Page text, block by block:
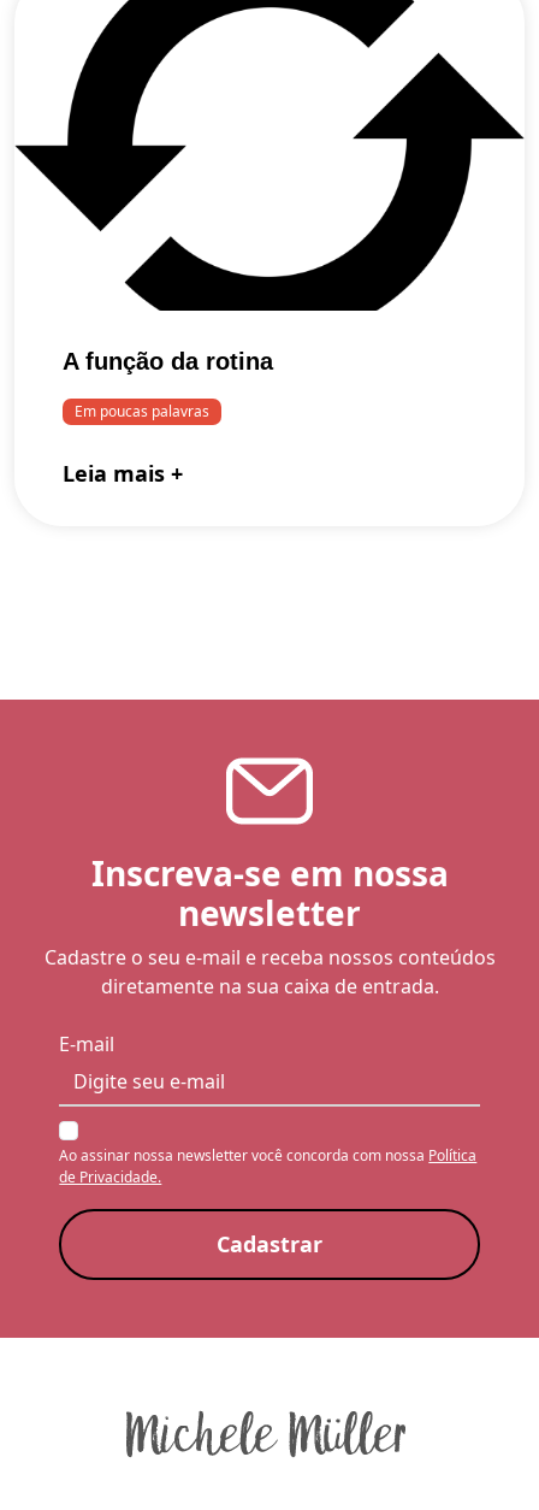
A função da rotina
Em poucas palavras
Leia mais +
Inscreva-se em nossa
newsletter
Cadastre o seu e-mail e receba nossos conteúdos
diretamente na sua caixa de entrada.
E-mail
Ao assinar nossa newsletter você concorda com nossa Política
de Privacidade.
Cadastrar